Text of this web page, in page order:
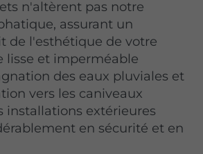
n'altèrent pas notre
assurant un
de l'esthétique de votre
lisse et imperméable
des eaux pluviales et
vers les caniveaux
installations extérieures
en sécurité et en